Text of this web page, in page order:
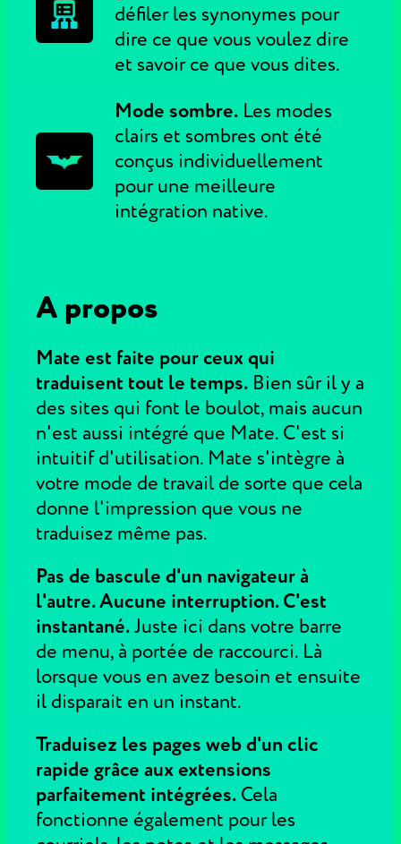
défiler les synonymes pour
dire ce que vous voulez dire
et savoir ce que vous dites.
Mode sombre. Les modes
clairs et sombres ont été
conçus individuellement
pour une meilleure
intégration native.
A propos
Mate est faite pour ceux qui
traduisent tout le temps. Bien sûr il y a
des sites qui font le boulot, mais aucun
n'est aussi intégré que Mate. C'est si
intuitif d'utilisation. Mate s'intègre à
votre mode de travail de sorte que cela
donne l'impression que vous ne
traduisez même pas.
Pas de bascule d'un navigateur à
l'autre. Aucune interruption. C'est
instantané.Juste ici dans votre barre
de menu, à portée de raccourci. Là
lorsque vous en avez besoin et ensuite
il disparait en un instant.
Traduisez les pages web d'un clic
rapide grâce aux extensions
parfaitement intégrées. Cela
fonctionne également pour les